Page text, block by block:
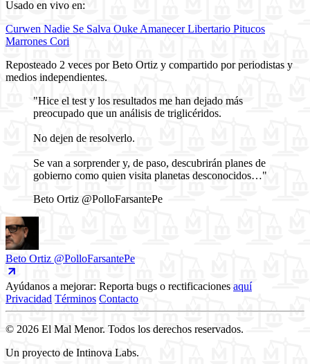
Usado en vivo en:
Curwen Nadie Se Salva Ouke Amanecer Libertario Pitucos
Marrones Cori
Reposteado 2 veces por Beto Ortiz y compartido por periodistas y
medios independientes.
"Hice el test y los resultados me han dejado más
preocupado que un análisis de triglicéridos.
No dejen de resolverlo.
Se van a sorprender y, de paso, descubrirán planes de
gobierno como quien visita planetas desconocidos…"
Beto Ortiz @PolloFarsantePe
Beto Ortiz @PolloFarsantePe
Ayúdanos a mejorar: Reporta bugs o rectificaciones aquí
Privacidad Términos Contacto
© 2026 El Mal Menor. Todos los derechos reservados.
Un proyecto de Intinova Labs.